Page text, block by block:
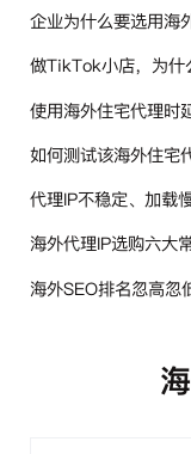
做TikTok小店，为什
代理IP不稳定、加载
海外代理IP选购六大